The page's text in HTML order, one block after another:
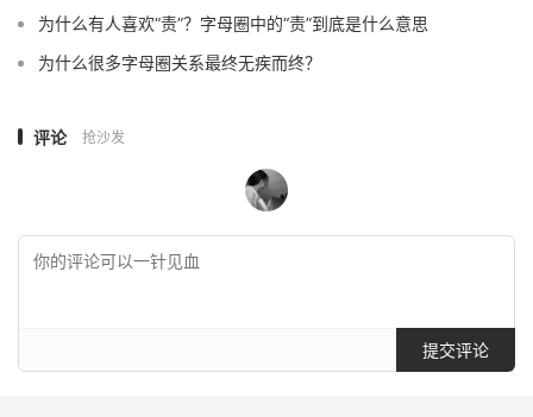
为什么有人喜欢“责”？字母圈中的“责”到底是什么意思
为什么很多字母圈关系最终无疾而终？
评论 抢沙发
提交评论